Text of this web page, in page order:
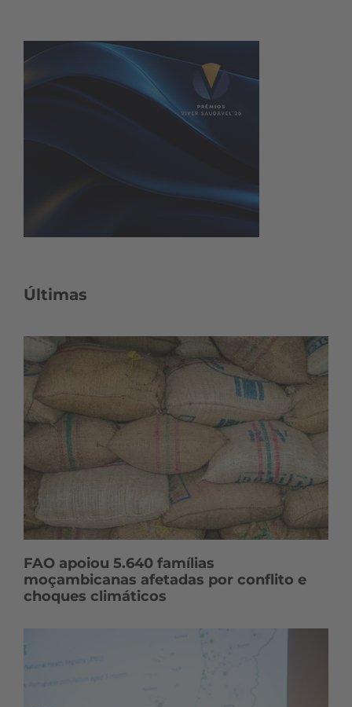
Últimas
FAO apoiou 5.640 famílias
moçambicanas afetadas por conflito e
choques climáticos